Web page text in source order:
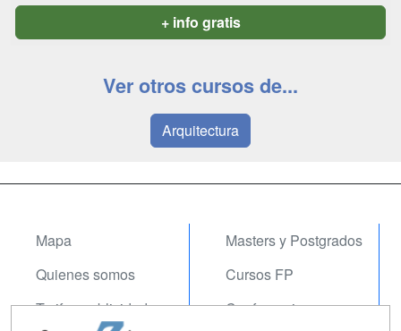
+ info gratis
Ver otros cursos de...
Arquitectura
Mapa
Quienes somos
Tarifas publicidad
Masters y Postgrados
Cursos FP
Conferencias